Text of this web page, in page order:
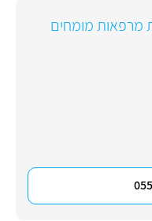
מרפאות מומחים